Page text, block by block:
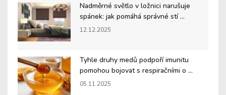
Nadměrné světlo v ložnici narušuje
spánek: jak pomáhá správné stí ...
12.12.2025
Tyhle druhy medů podpoří imunitu
pomohou bojovat s respiračními o ...
05.11.2025